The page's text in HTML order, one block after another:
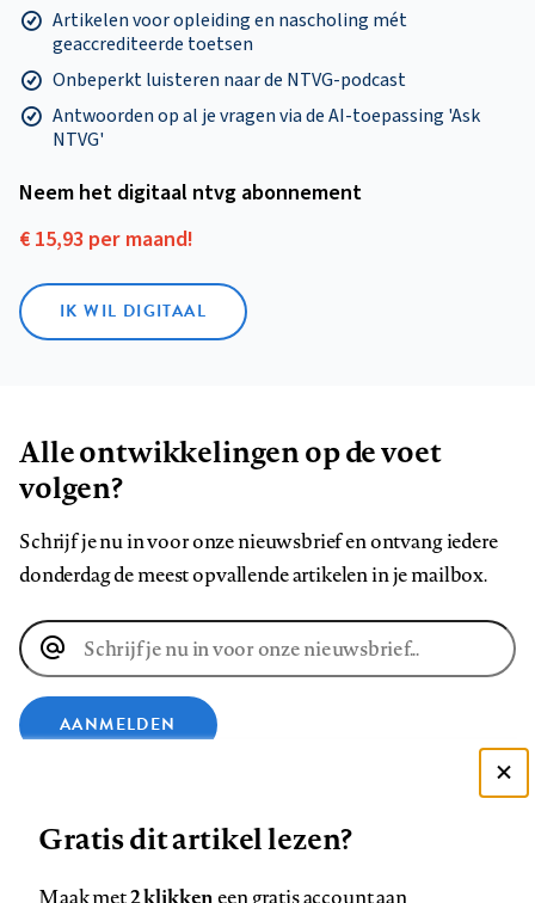
Artikelen voor opleiding en nascholing mét
geaccrediteerde toetsen
Onbeperkt luisteren naar de NTVG-podcast
Antwoorden op al je vragen via de AI-toepassing 'Ask
NTVG'
Neem het digitaal ntvg abonnement
€ 15,93 per maand!
IK WIL DIGITAAL
Alle ontwikkelingen op de voet
volgen?
Schrijf je nu in voor onze nieuwsbrief en ontvang iedere
donderdag de meest opvallende artikelen in je mailbox.
E-
mailadres
AANMELDEN
Zie onze cookie policy
Gratis dit artikel lezen?
Maak met2 klikkeneen gratis account aan